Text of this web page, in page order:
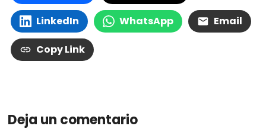
LinkedIn WhatsApp Email
Copy Link
Deja un comentario